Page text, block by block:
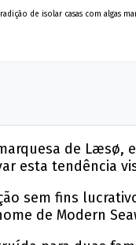
de Læsø,
esta tendência
sem fins
de Modern